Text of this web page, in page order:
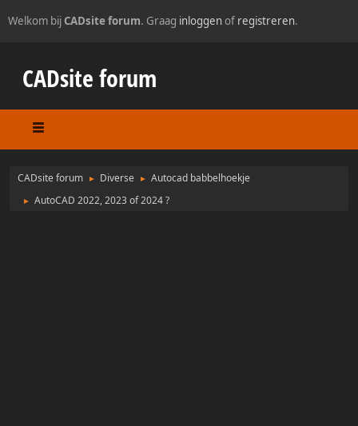
Welkom bij CADsite forum. Graag inloggenof registreren.
CADsite forum
CADsite forum ► Diverse ► Autocad babbelhoekje
► AutoCAD 2022, 2023 of 2024 ?